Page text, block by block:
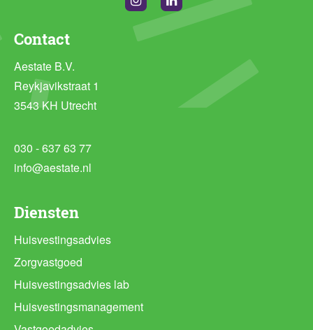
InstagramLinkedin
Diensten
Huisvestingsadvies
Zorgvastgoed
Huisvestingsadvies lab
Huisvestingsmanagement
Contact
Aestate B.V.
Reykjavikstraat 1
3543 KH Utrecht
030 - 637 63 77
info@aestate.nl